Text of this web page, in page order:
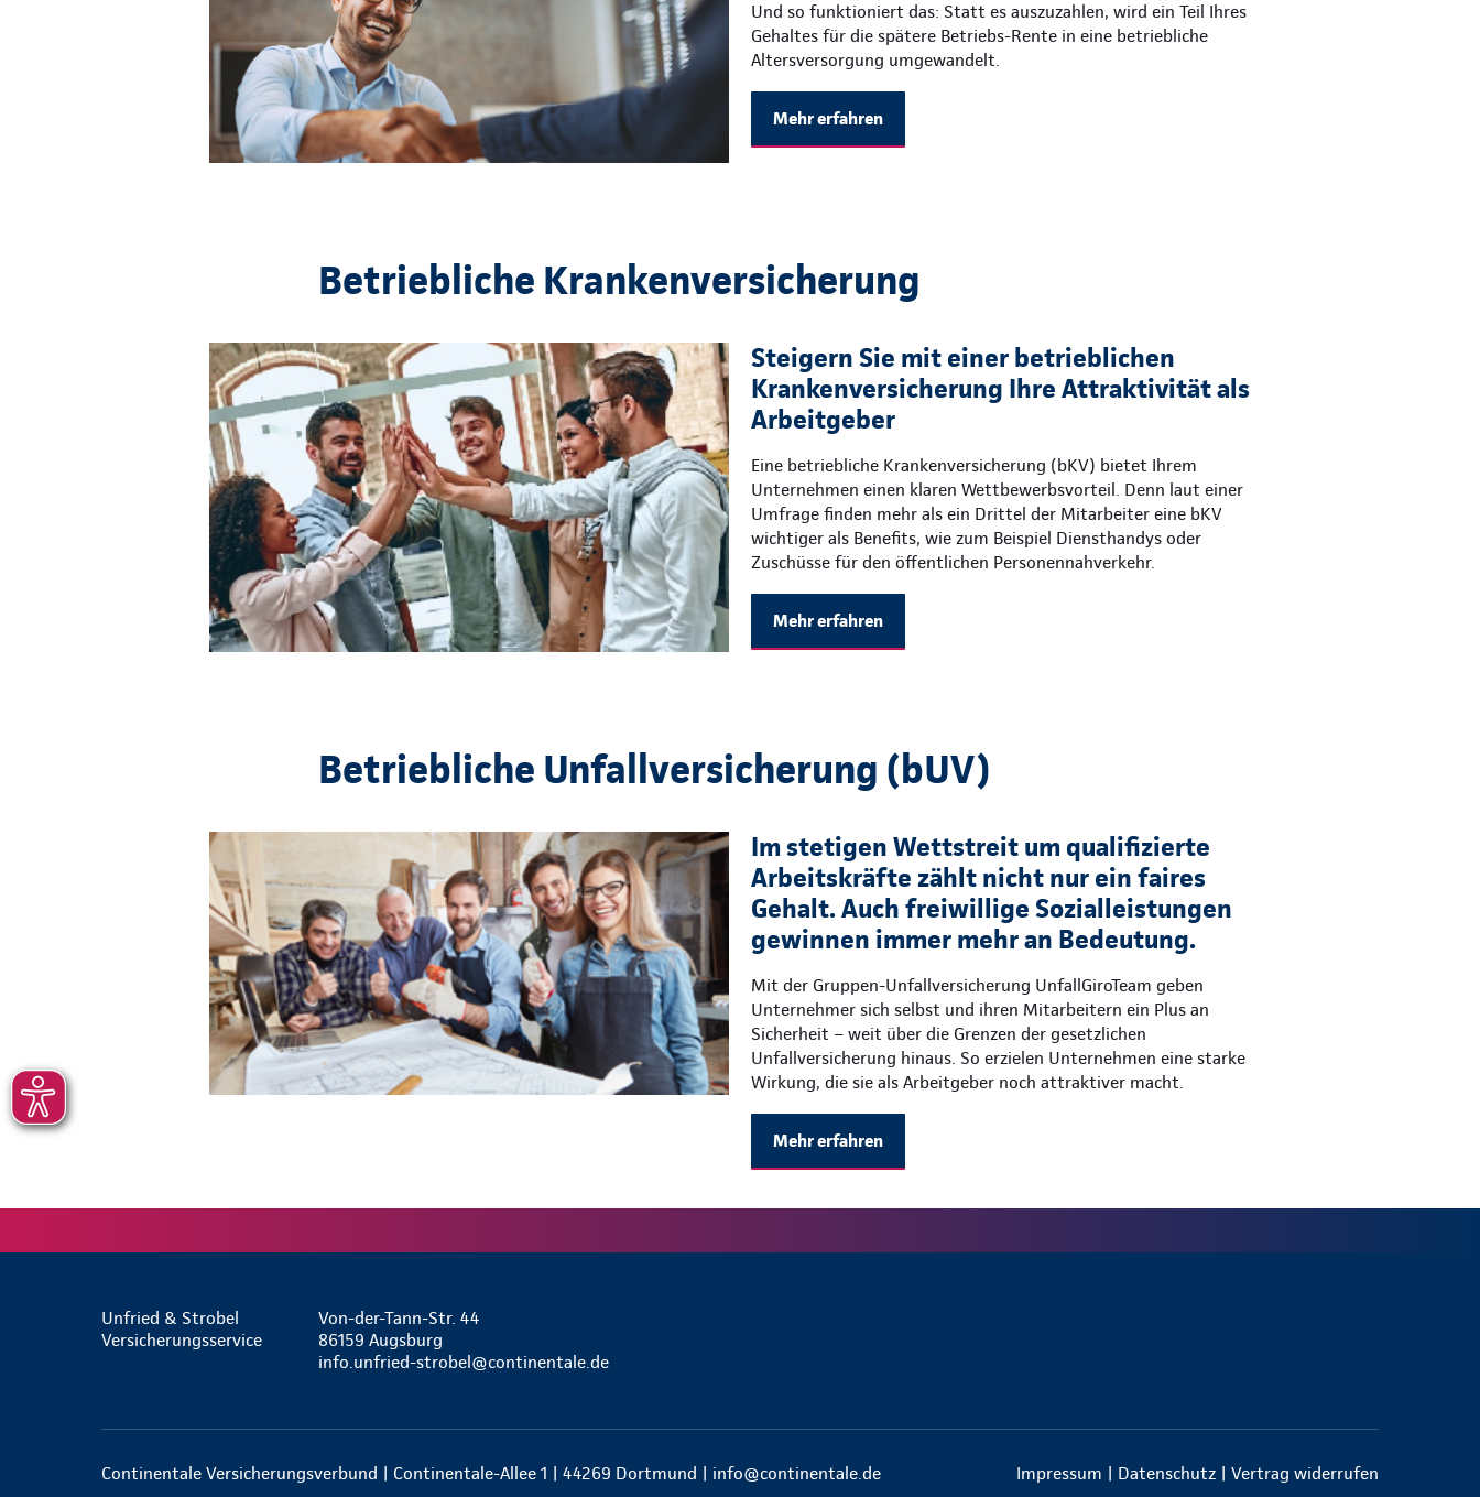
Und so funktioniert das: Statt es auszuzahlen, wird ein Teil Ihres
Gehaltes für die spätere Betriebs-Rente in eine betriebliche
Altersversorgung umgewandelt.
Mehr erfahren
Betriebliche Krankenversicherung
Steigern Sie mit einer betrieblichen
Krankenversicherung Ihre Attraktivität als
Arbeitgeber
Eine betriebliche Krankenversicherung (bKV) bietet Ihrem
Unternehmen einen klaren Wettbewerbsvorteil. Denn laut einer
Umfrage finden mehr als ein Drittel der Mitarbeiter eine bKV
wichtiger als Benefits, wie zum Beispiel Diensthandys oder
Zuschüsse für den öffentlichen Personennahverkehr.
Mehr erfahren
Betriebliche Unfallversicherung (bUV)
Im stetigen Wettstreit um qualifizierte
Arbeitskräfte zählt nicht nur ein faires
Gehalt. Auch freiwillige Sozialleistungen
gewinnen immer mehr an Bedeutung.
Mit der Gruppen-Unfallversicherung UnfallGiroTeam geben
Unternehmer sich selbst und ihren Mitarbeitern ein Plus an
Sicherheit – weit über die Grenzen der gesetzlichen
Unfallversicherung hinaus. So erzielen Unternehmen eine starke
Wirkung, die sie als Arbeitgeber noch attraktiver macht.
Mehr erfahren
Unfried & Strobel
Versicherungsservice
Von-der-Tann-Str. 44
86159 Augsburg
info.unfried-strobel@continentale.de
Continentale Versicherungsverbund | Continentale-Allee 1 | 44269 Dortmund | info@continentale.de Impressum | Datenschutz| Vertrag widerrufen